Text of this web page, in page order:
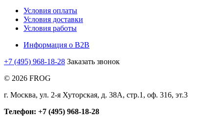
Условия оплаты
Условия доставки
Условия работы
Информация о B2B
+7 (495) 968-18-28 Заказать звонок
© 2026 FROG
г. Москва, ул. 2-я Хуторская, д. 38А, стр.1, оф. 316, эт.3
Телефон: +7 (495) 968-18-28